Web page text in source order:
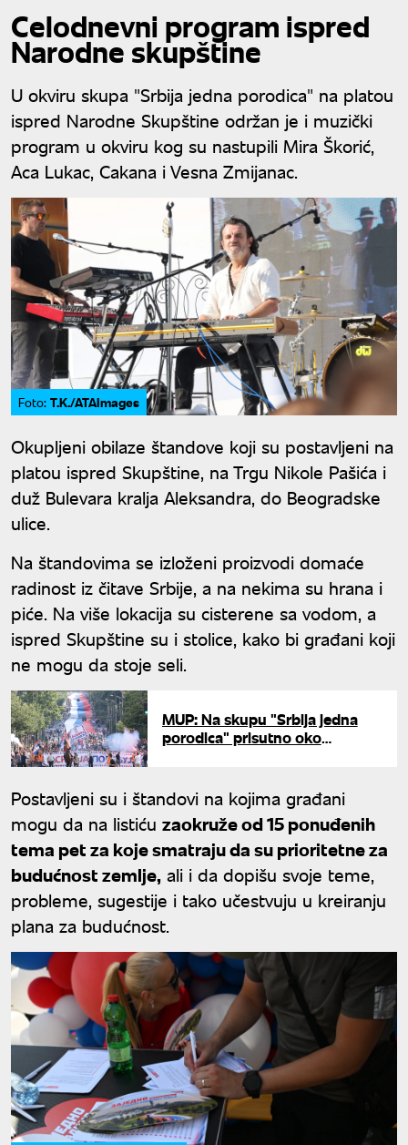
Celodnevni program ispred
Narodne skupštine
U okviru skupa "Srbija jedna porodica" na platou
ispred Narodne Skupštine održan je i muzički
program u okviru kog su nastupili Mira Škorić,
Aca Lukac, Cakana i Vesna Zmijanac.
Foto: T.K./ATAImages
Okupljeni obilaze štandove koji su postavljeni na
platou ispred Skupštine, na Trgu Nikole Pašića i
duž Bulevara kralja Aleksandra, do Beogradske
ulice.
Na štandovima se izloženi proizvodi domaće
radinost iz čitave Srbije, a na nekima su hrana i
piće. Na više lokacija su cisterene sa vodom, a
ispred Skupštine su i stolice, kako bi građani koji
ne mogu da stoje seli.
MUP: Na skupu "Srbija jedna
porodica" prisutno oko
Postavljeni su i štandovi na kojima građani
mogu da na listiću zaokruže od 15 ponuđenih
tema pet za koje smatraju da su prioritetne za
budućnost zemlje, ali i da dopišu svoje teme,
probleme, sugestije i tako učestvuju u kreiranju
plana za budućnost.